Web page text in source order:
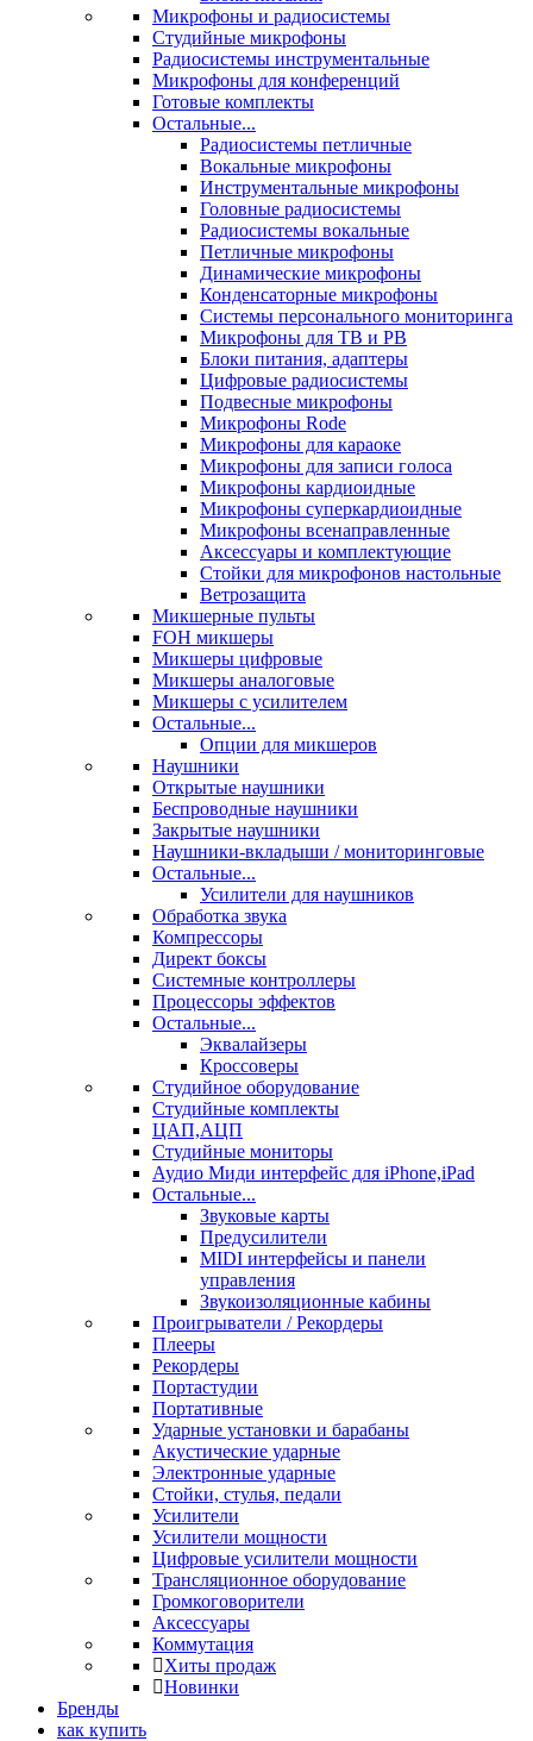
Микрофоны и радиосистемы
Студийные микрофоны
Радиосистемы инструментальные
Микрофоны для конференций
Готовые комплекты
Остальные...
Радиосистемы петличные
Вокальные микрофоны
Инструментальные микрофоны
Головные радиосистемы
Радиосистемы вокальные
Петличные микрофоны
Динамические микрофоны
Конденсаторные микрофоны
Системы персонального мониторинга
Микрофоны для ТВ и РВ
Блоки питания, адаптеры
Цифровые радиосистемы
Подвесные микрофоны
Микрофоны Rode
Микрофоны для караоке
Микрофоны для записи голоса
Микрофоны кардиоидные
Микрофоны суперкардиоидные
Микрофоны всенаправленные
Аксессуары и комплектующие
Стойки для микрофонов настольные
Ветрозащита
Микшерные пульты
FOH микшеры
Микшеры цифровые
Микшеры аналоговые
Микшеры с усилителем
Остальные...
Опции для микшеров
Наушники
Открытые наушники
Беспроводные наушники
Закрытые наушники
Наушники-вкладыши / мониторинговые
Остальные...
Усилители для наушников
Обработка звука
Компрессоры
Директ боксы
Системные контроллеры
Процессоры эффектов
Остальные...
Эквалайзеры
Кроссоверы
Студийное оборудование
Студийные комплекты
ЦАП,АЦП
Студийные мониторы
Аудио Миди интерфейс для iPhone,iPad
Остальные...
Звуковые карты
Предусилители
MIDI интерфейсы и панели
управления
Звукоизоляционные кабины
Проигрыватели / Рекордеры
Плееры
Рекордеры
Портастудии
Портативные
Ударные установки и барабаны
Акустические ударные
Электронные ударные
Стойки, стулья, педали
Усилители
Усилители мощности
Цифровые усилители мощности
Трансляционное оборудование
Громкоговорители
Аксессуары
Коммутация
Хиты продаж
Новинки
Бренды
как купить